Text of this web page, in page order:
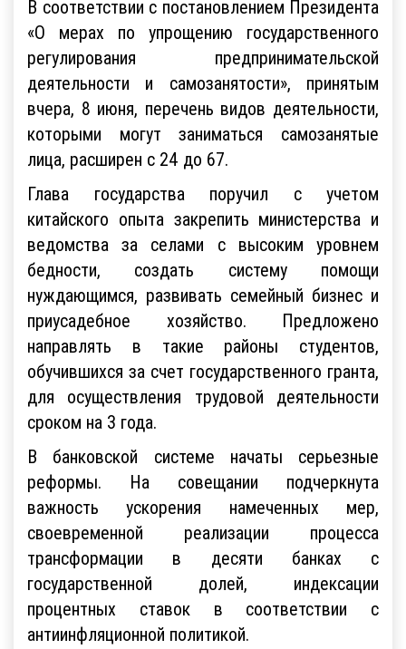
В соответствии с постановлением Президента
«О мерах по упрощению государственного
регулирования предпринимательской
деятельности и самозанятости», принятым
вчера, 8 июня, перечень видов деятельности,
которыми могут заниматься самозанятые
лица, расширен с 24 до 67.
Глава государства поручил с учетом
китайского опыта закрепить министерства и
ведомства за селами с высоким уровнем
бедности, создать систему помощи
нуждающимся, развивать семейный бизнес и
приусадебное хозяйство. Предложено
направлять в такие районы студентов,
обучившихся за счет государственного гранта,
для осуществления трудовой деятельности
сроком на 3 года.
В банковской системе начаты серьезные
реформы. На совещании подчеркнута
важность ускорения намеченных мер,
своевременной реализации процесса
трансформации в десяти банках с
государственной долей, индексации
процентных ставок в соответствии с